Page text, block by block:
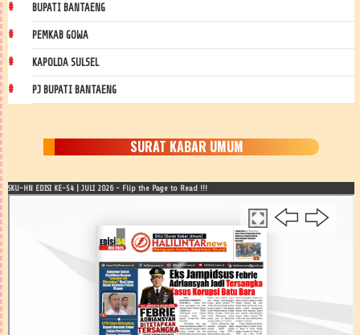
BUPATI BANTAENG
PEMKAB GOWA
KAPOLDA SULSEL
PJ BUPATI BANTAENG
SURAT KABAR UMUM
SKU-HN EDISI KE-54 | JULI 2026 - Flip the Page to Read !!!